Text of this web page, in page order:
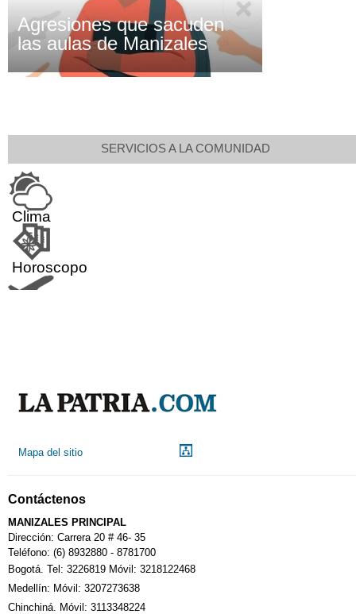
Agresiones que sacuden
las aulas de Manizales
SERVICIOS A LA COMUNIDAD
Clima
Horoscopo
Calendario Tributario
Sudoku
Mapa del sitio
Contáctenos
MANIZALES PRINCIPAL
Dirección: Carrera 20 # 46- 35
Teléfono: (6) 8932880 - 8781700
Bogotá. Tel: 3226819 Móvil: 3218122468
Medellín: Móvil: 3207273638
Chinchiná. Móvil: 3113348224